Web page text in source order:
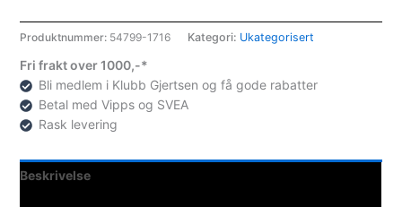
Produktnummer: 54799-1716 Kategori: Ukategorisert
Fri frakt over 1000,-*
Bli medlem i Klubb Gjertsen og få gode rabatter
Betal med Vipps og SVEA
Rask levering
Beskrivelse